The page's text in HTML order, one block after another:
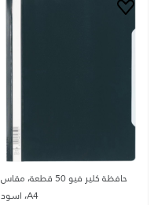
حافظة كلير فيو 50 قطعة، مقاس
A4، اسود